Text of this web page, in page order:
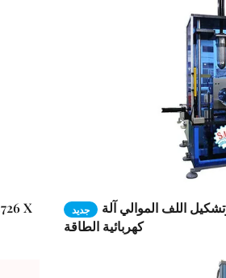
جديد
اللف الموالي آلة
كهربائية الطاقة